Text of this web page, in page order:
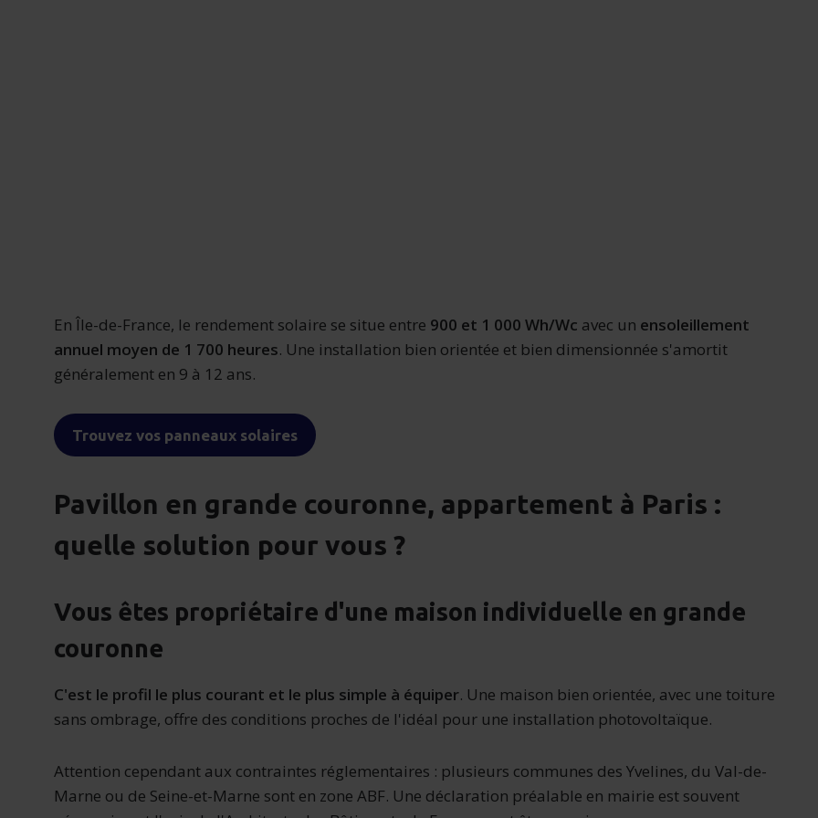
En Île-de-France, le rendement solaire se situe entre 900 et 1 000 Wh/Wc avec un ensoleillement
annuel moyen de 1 700 heures. Une installation bien orientée et bien dimensionnée s'amortit
généralement en 9 à 12 ans.
Trouvez vos panneaux solaires
Pavillon en grande couronne, appartement à Paris :
quelle solution pour vous ?
Vous êtes propriétaire d'une maison individuelle en grande
couronne
C'est le profil le plus courant et le plus simple à équiper. Une maison bien orientée, avec une toiture
sans ombrage, offre des conditions proches de l'idéal pour une installation photovoltaïque.
Attention cependant aux contraintes réglementaires : plusieurs communes des Yvelines, du Val-de-
Marne ou de Seine-et-Marne sont en zone ABF. Une déclaration préalable en mairie est souvent